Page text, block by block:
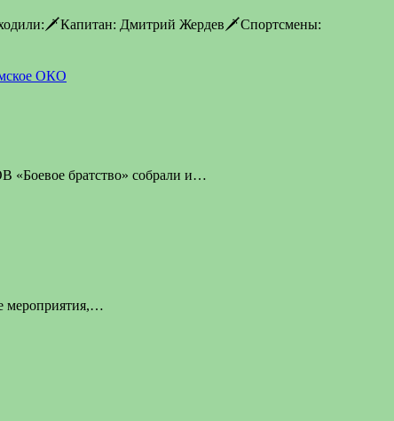
входили:🗡Капитан: Дмитрий Жердев🗡Спортсмены:
ОКО
«Боевое братство» собрали и…
мероприятия,…